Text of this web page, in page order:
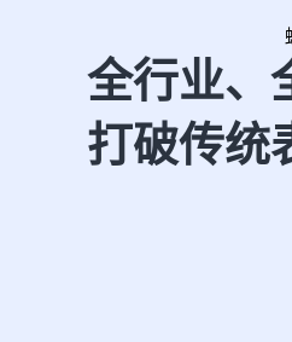
全行业、
打破传统